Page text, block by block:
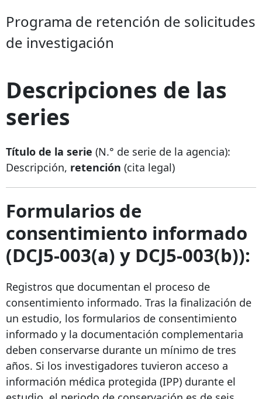
Programa de retención de solicitudes
de investigación
Descripciones de las
series
Título de la serie (N.° de serie de la agencia):
Descripción, retención (cita legal)
Formularios de
consentimiento informado
(DCJ5-003(a) y DCJ5-003(b)):
Registros que documentan el proceso de
consentimiento informado. Tras la finalización de
un estudio, los formularios de consentimiento
informado y la documentación complementaria
deben conservarse durante un mínimo de tres
años. Si los investigadores tuvieron acceso a
información médica protegida (IPP) durante el